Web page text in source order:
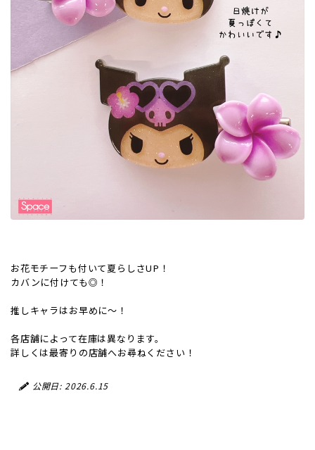
お花モチーフも付いて夏らしさUP！
カバンに付けても◎！
推しキャラはお早めに～！
各店舗によって在庫は異なります。
詳しくは最寄りの店舗へお尋ねください！
公開日: 2026.6.15